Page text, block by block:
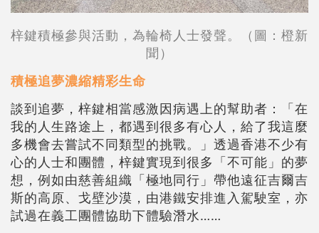
梓鍵積極參與活動，為輪椅人士發聲。（圖：橙新
聞）
積極追夢濃縮精彩生命
談到追夢，梓鍵相當感激因病遇上的幫助者：「在
我的人生路途上，都遇到很多有心人，給了我這麼
多機會去嘗試不同類型的挑戰。」透過香港不少有
心的人士和團體，梓鍵實現到很多「不可能」的夢
想，例如由慈善組織「極地同行」帶他遠征吉爾吉
斯的高原、戈壁沙漠，由港鐵安排進入駕駛室，亦
試過在義工團體協助下體驗潛水……